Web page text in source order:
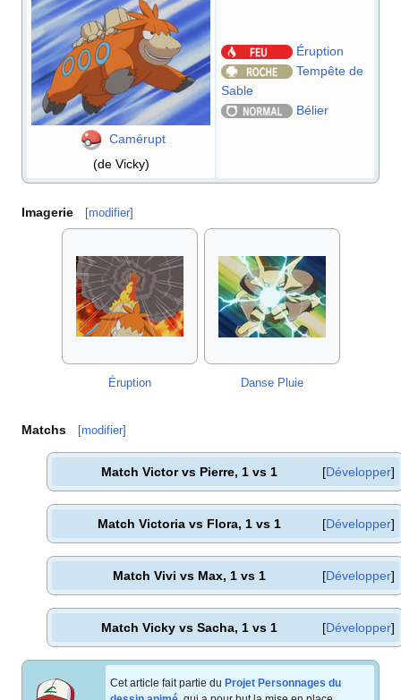
Camérupt
(de Vicky)
Éruption
Tempête de
Sable
Bélier
Imagerie [modifier]
Éruption Danse Pluie
Matchs [modifier]
Développer
Match Victor vs Pierre, 1 vs 1
Développer
Match Victoria vs Flora, 1 vs 1
Développer
Match Vivi vs Max, 1 vs 1
Développer
Match Vicky vs Sacha, 1 vs 1
Cet article fait partie du Projet Personnages du